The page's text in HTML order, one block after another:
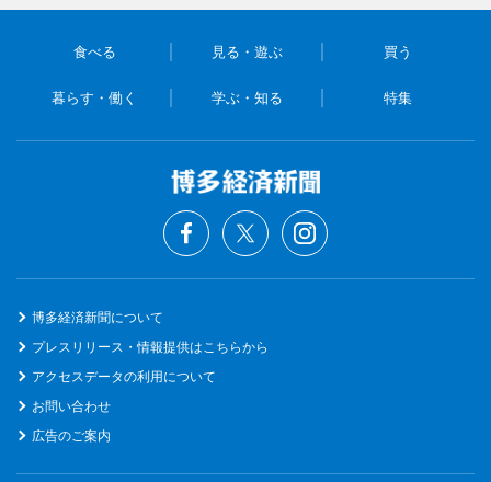
食べる 見る・遊ぶ 買う
暮らす・働く 学ぶ・知る 特集
博多経済新聞について
プレスリリース・情報提供はこちらから
アクセスデータの利用について
お問い合わせ
広告のご案内